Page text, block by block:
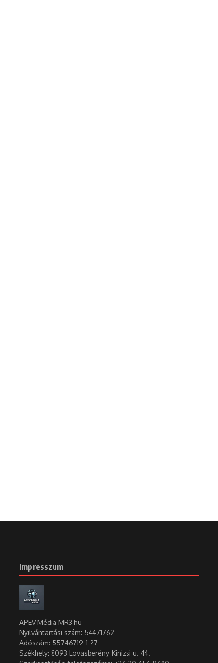
Impresszum
APEV Média MR3.hu
Nyilvántartási szám: 54471762
Adószám: 55746719-1-27
Székhely: 8093 Lovasberény, Kinizsi u. 44.